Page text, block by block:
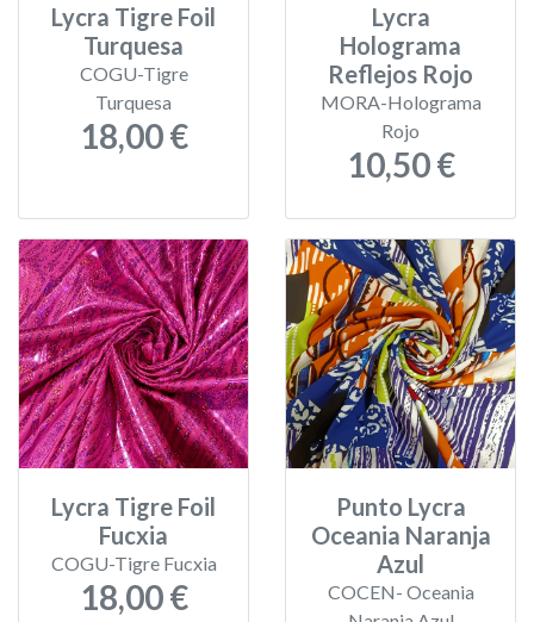
Lycra Tigre Foil
Turquesa
COGU-Tigre
Turquesa
18,00 €
Lycra
Holograma
Reflejos Rojo
MORA-Holograma
Rojo
10,50 €
Lycra Tigre Foil
Fucxia
COGU-Tigre Fucxia
18,00 €
Punto Lycra
Oceania Naranja
Azul
COCEN- Oceania